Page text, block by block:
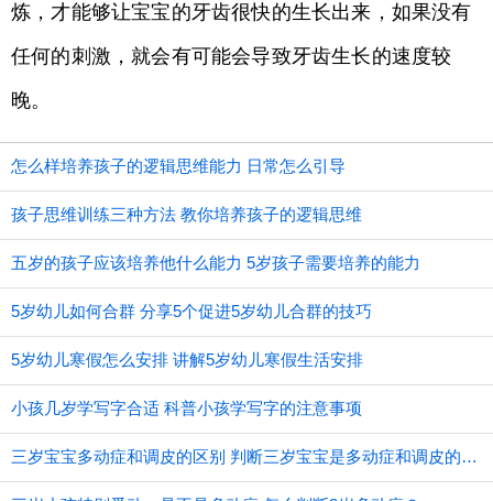
炼，才能够让宝宝的牙齿很快的生长出来，如果没有
任何的刺激，就会有可能会导致牙齿生长的速度较
晚。
怎么样培养孩子的逻辑思维能力 日常怎么引导
孩子思维训练三种方法 教你培养孩子的逻辑思维
五岁的孩子应该培养他什么能力 5岁孩子需要培养的能力
5岁幼儿如何合群 分享5个促进5岁幼儿合群的技巧
5岁幼儿寒假怎么安排 讲解5岁幼儿寒假生活安排
小孩几岁学写字合适 科普小孩学写字的注意事项
三岁宝宝多动症和调皮的区别 判断三岁宝宝是多动症和调皮的方法